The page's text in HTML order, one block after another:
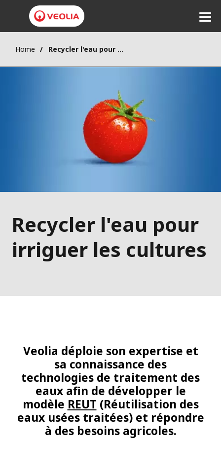
Home Recycler l'eau pour irriguer les cultures
Recycler l'eau pour
irriguer les cultures
Veolia déploie son expertise et
sa connaissance des
technologies de traitement des
eaux afin de développer le
modèle REUT (Réutilisation des
eaux usées traitées) et répondre
à des besoins agricoles.